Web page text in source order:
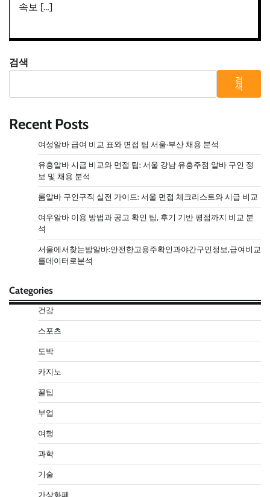
속보 […]
검색
검
색
Recent Posts
여성알바 급여 비교 표와 면접 팁 서울·부산 채용 분석
유흥알바 시급 비교와 면접 팁: 서울 강남 유흥주점 알바 구인 정
보 및 채용 분석
룸알바 구인구직 실전 가이드: 서울 면접 체크리스트와 시급 비교
여우알바 이용 방법과 공고 확인 팁, 후기 기반 평점까지 비교 분
석
서울에서찾는밤알바:안전한고용주확인과야간구인정보,급여비교
를데이터로분석
Categories
건강
스포츠
도박
카지노
꿀팁
부업
여행
과학
기술
가상화폐